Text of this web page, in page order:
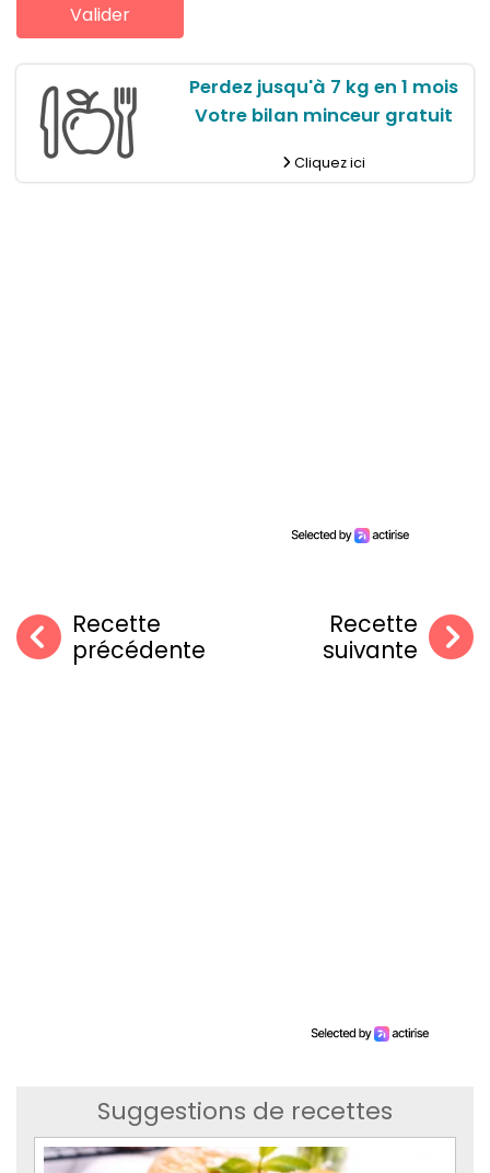
Perdez jusqu'à 7 kg en 1 mois
Votre bilan minceur gratuit
Cliquez ici
Recette
précédente
Recette
suivante
Suggestions de recettes